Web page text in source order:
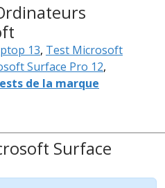
13, Test Microsoft
Surface Pro 12,
de la marque
Surface